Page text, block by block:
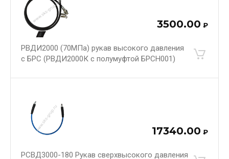
3500.00 ₽
РВДИ2000 (70МПа) рукав высокого давления
с БРС (РВДИ2000К с полумуфтой БРСН001)
17340.00 ₽
РСВД3000-180 Рукав сверхвысокого давления